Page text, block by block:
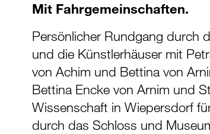
Mit Fahrgemeinschaften.
Persönlicher Rundgang durch
und die Künstlerhäuser mit
von Achim und Bettina von
Bettina Encke von Arnim und
Wissenschaft in Wiepersdorf
durch das Schloss und